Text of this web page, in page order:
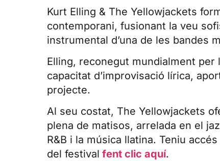
Kurt Elling & The Yellowjackets
contemporani, fusionant la veu
instrumental d’una de les bandes
Elling, reconegut mundialment
capacitat d’improvisació lírica,
projecte.
Al seu costat, The Yellowjackets
plena de matisos, arrelada en el
R&B i la música llatina. Teniu
del festival fent clic aquí.